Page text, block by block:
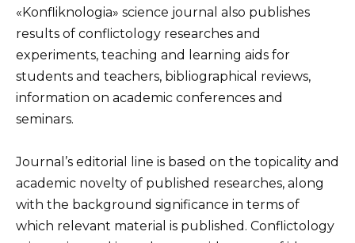
«Konfliknologia» science journal also publishes
results of conflictology researches and
experiments, teaching and learning aids for
students and teachers, bibliographical reviews,
information on academic conferences and
seminars.
Journal’s editorial line is based on the topicality and
academic novelty of published researches, along
with the background significance in terms of
which relevant material is published. Conflictology